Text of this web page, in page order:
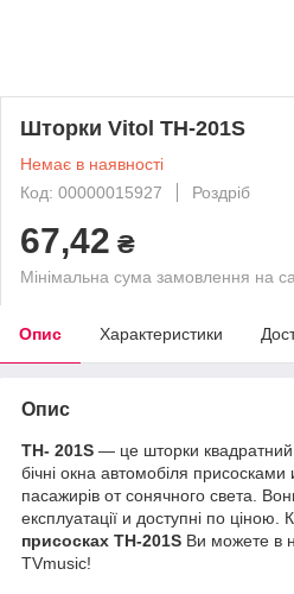
Шторки Vitol TH-201S
Немає в наявності
Код: 00000015927
Роздріб
67,42 ₴
Мінімальна сума замовлення на
Опис Характеристики
Опис
TH- 201S ― це шторки квадратний
бічні окна автомобіля присосками
пасажирів от сонячного света
експлуатації и доступні по ціною .
присосках TH-201S Ви можете в
TVmusic!